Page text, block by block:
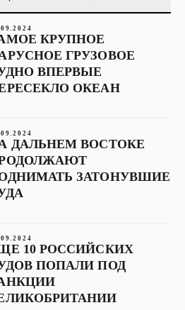
КРУПНОЕ
ГРУЗОВОЕ
ВПЕРВЫЕ
ОКЕАН
ДАЛЬНЕМ ВОСТОКЕ
ЗАТОНУВШИЕ
10 РОССИЙСКИХ
ПОПАЛИ ПОД